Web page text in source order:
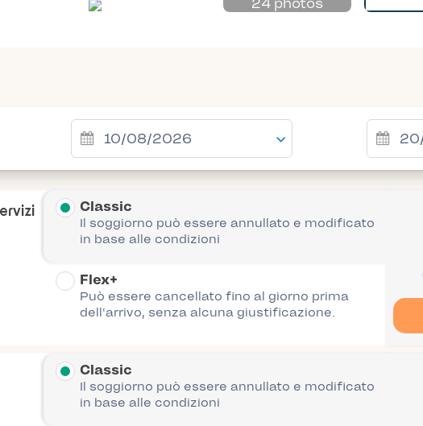
24 photos
Classic
Il soggiorno può essere annullato e modificato
in base alle condizioni
Flex+
Può essere cancellato fino al giorno prima
dell'arrivo, senza alcuna giustificazione.
Classic
Il soggiorno può essere annullato e modificato
in base alle condizioni